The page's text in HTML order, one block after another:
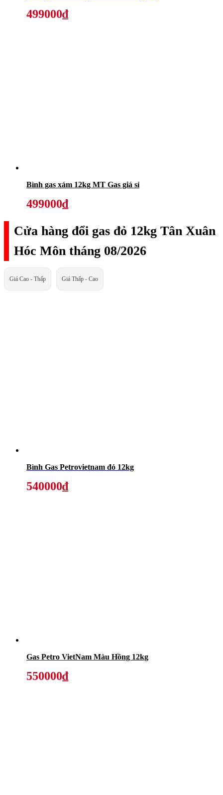
499000₫
Bình gas xám 12kg MT Gas giá sỉ
499000₫
Cửa hàng đổi gas đỏ 12kg Tân Xuân
Hóc Môn tháng 08/2026
Giá Cao - Thấp Giá Thấp - Cao
Bình Gas Petrovietnam đỏ 12kg
540000₫
Gas Petro VietNam Màu Hồng 12kg
550000₫